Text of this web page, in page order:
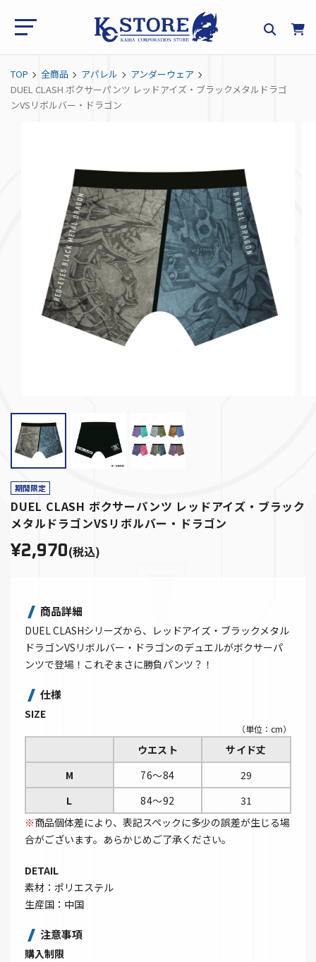
TOP 全商品 アパレル
アンダーウェア
DUEL CLASH ボクサーパンツ レッドアイズ・ブラックメタルドラゴ
ンVSリボルバー・ドラゴン
期間限定
DUEL CLASH ボクサーパンツ レッドアイズ・ブラック
メタルドラゴンVSリボルバー・ドラゴン
¥2,970(税込)
商品詳細
DUEL CLASHシリーズから、レッドアイズ・ブラックメタル
ドラゴンVSリボルバー・ドラゴンのデュエルがボクサーパ
ンツで登場！これぞまさに勝負パンツ？！
仕様
SIZE
（単位：cm）
ウエスト
サイド丈
M
76～84
29
L
84～92
31
※商品個体差により、表記スペックに多少の誤差が生じる場
合がございます。あらかじめご了承ください。
DETAIL
素材：ポリエステル
生産国：中国
注意事項
購入制限